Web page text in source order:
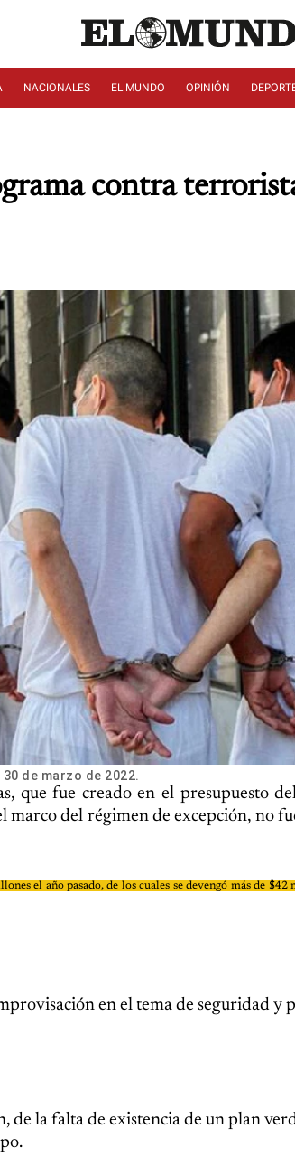
NACIONALES EL MUNDO OPINIÓN
contra
de marzo de 2022.
que fue creado en el presupuesto
marco del régimen de excepción, no
el año pasado, de los cuales se devengó más de $42
en el tema de seguridad y
de la falta de existencia de un plan